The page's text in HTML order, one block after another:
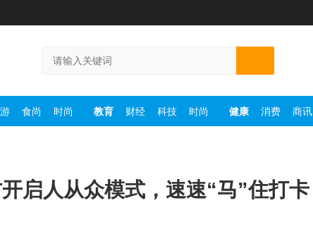
食尚 时尚 教育 财经 科技 时尚 健康 消费 商讯
启人从众模式，速速“马”住打卡